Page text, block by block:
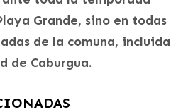
Grande, sino en todas
de la comuna, incluida
de Caburgua.